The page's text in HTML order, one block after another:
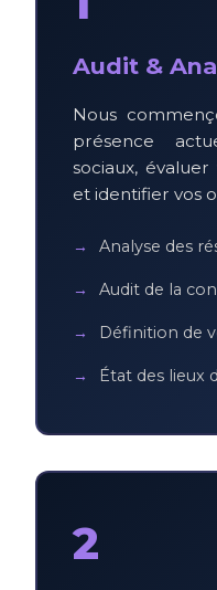
Audit &
Nous
présence
sociaux,
et identifier vos
Analyse des
Audit de la
Définition de
État des lieux
2